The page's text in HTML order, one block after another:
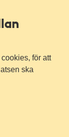
för att
ska